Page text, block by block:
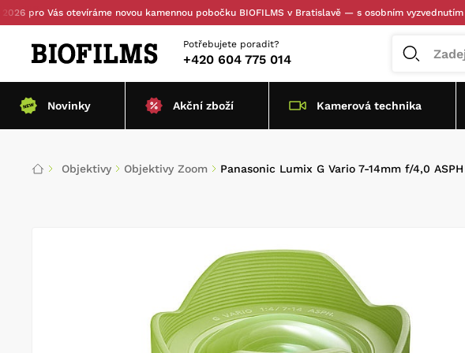
Vás otevíráme novou kamennou pobočku BIOFILMS v Bratislavě — s osobním vyzvednutím a bez
Potřebujete poradit?
+420 604 775 014
Novinky Akční zboží Kamerová technika
Objektivy Objektivy Zoom Panasonic Lumix G Vario 7-14mm f/4,0 ASPH